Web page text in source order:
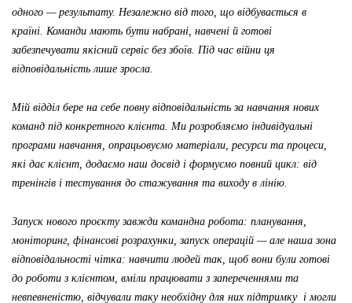
одного — результату. Незалежно від того, що відбувається в
країні. Команди мають бути набрані, навчені й готові
забезпечувати якісний сервіс без збоїв. Під час війни ця
відповідальність лише зросла.
Мій відділ бере на себе повну відповідальність за навчання нових
команд під конкретного клієнта. Ми розробляємо індивідуальні
програми навчання, опрацьовуємо матеріали, ресурси та процеси,
які дає клієнт, додаємо наш досвід і формуємо повний цикл: від
тренінгів і тестування до стажування та виходу в лінію.
Запуск нового проєкту завжди командна робота: планування,
моніторинг, фінансові розрахунки, запуск операцій — але наша зона
відповідальності чітка: навчити людей так, щоб вони були готові
до роботи з клієнтом, вміли працювати з запереченнями та
невпевненістю, відчували таку необхідну для них підтримку і могли